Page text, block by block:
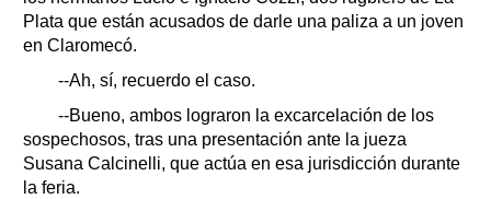
Plata que están acusados de darle una paliza a un joven
en Claromecó.
--Ah, sí, recuerdo el caso.
--Bueno, ambos lograron la excarcelación de los
sospechosos, tras una presentación ante la jueza
Susana Calcinelli, que actúa en esa jurisdicción durante
la feria.